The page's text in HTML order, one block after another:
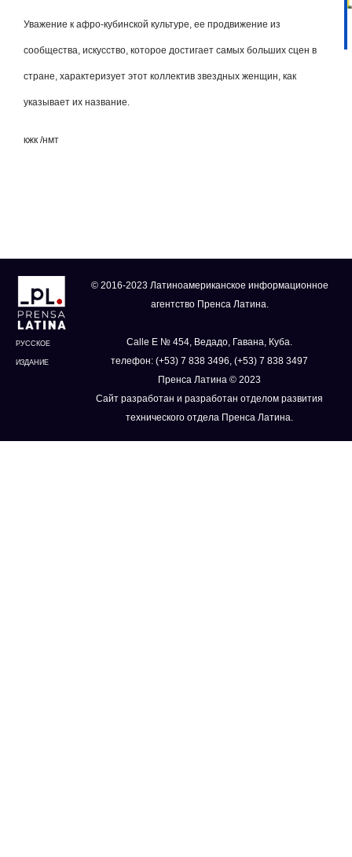
Уважение к афро-кубинской культуре, ее продвижение из
сообщества, искусство, которое достигает самых больших сцен в
стране, характеризует этот коллектив звездных женщин, как
указывает их название.
кжк /нмт
РУССКОЕ
ИЗДАНИЕ
© 2016-2023 Латиноамериканское информационное
агентство Пренса Латина.
Calle E № 454, Ведадо, Гавана, Куба.
телефон: (+53) 7 838 3496, (+53) 7 838 3497
Пренса Латина © 2023
Сайт разработан и разработан отделом развития
технического отдела Пренса Латина.